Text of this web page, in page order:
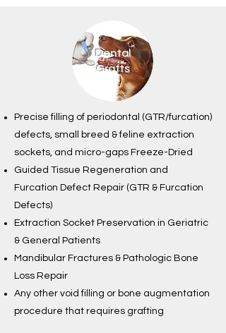
Dental
Grafts
Precise filling of periodontal (GTR/furcation)
defects, small breed & feline extraction
sockets, and micro-gaps Freeze-Dried
Guided Tissue Regeneration and
Furcation Defect Repair (GTR & Furcation
Defects)
Extraction Socket Preservation in Geriatric
& General Patients
Mandibular Fractures & Pathologic Bone
Loss Repair
Any other void filling or bone augmentation
procedure that requires grafting